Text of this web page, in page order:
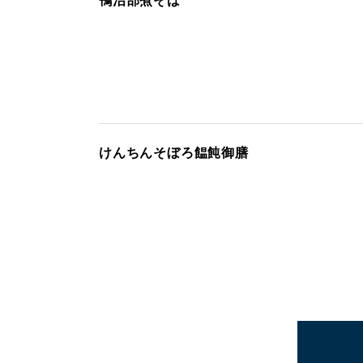
けんちんそぼろ饂飩御膳